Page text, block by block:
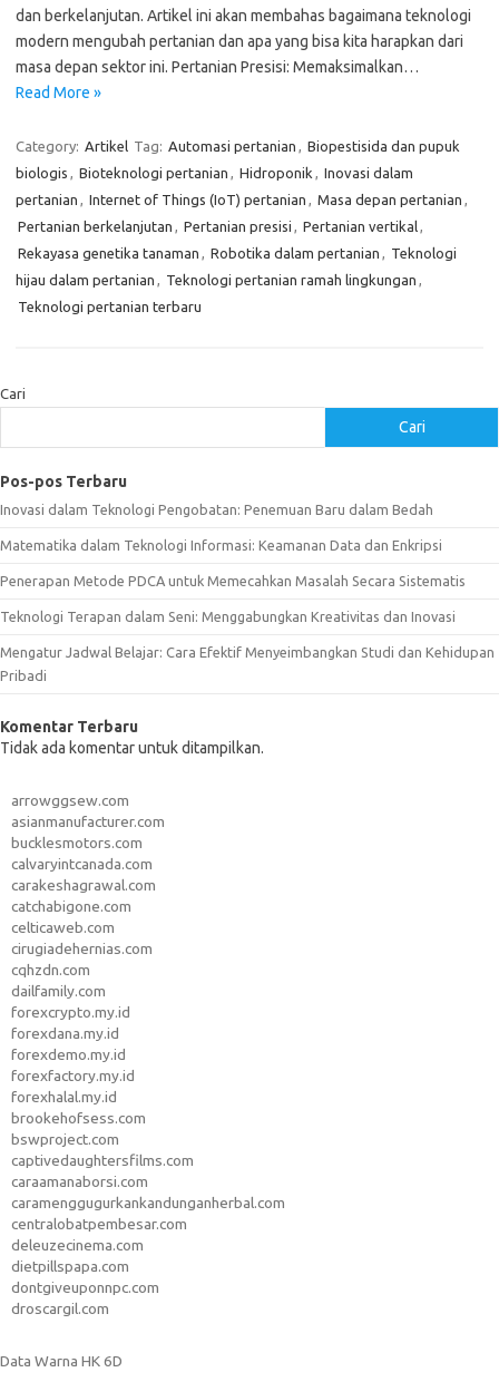
dan berkelanjutan. Artikel ini akan membahas bagaimana teknologi
modern mengubah pertanian dan apa yang bisa kita harapkan dari
masa depan sektor ini. Pertanian Presisi: Memaksimalkan…
Read More »
Category: Artikel Tag: Automasi pertanian , Biopestisida dan pupuk
biologis , Bioteknologi pertanian , Hidroponik , Inovasi dalam
pertanian , Internet of Things (IoT) pertanian , Masa depan pertanian ,
Pertanian berkelanjutan , Pertanian presisi , Pertanian vertikal,
Rekayasa genetika tanaman , Robotika dalam pertanian , Teknologi
hijau dalam pertanian , Teknologi pertanian ramah lingkungan ,
Teknologi pertanian terbaru
Cari
Cari
Pos-pos Terbaru
Inovasi dalam Teknologi Pengobatan: Penemuan Baru dalam Bedah
Matematika dalam Teknologi Informasi: Keamanan Data dan Enkripsi
Penerapan Metode PDCA untuk Memecahkan Masalah Secara Sistematis
Teknologi Terapan dalam Seni: Menggabungkan Kreativitas dan Inovasi
Mengatur Jadwal Belajar: Cara Efektif Menyeimbangkan Studi dan Kehidupan
Pribadi
Komentar Terbaru
Tidak ada komentar untuk ditampilkan.
arrowggsew.com
asianmanufacturer.com
bucklesmotors.com
calvaryintcanada.com
carakeshagrawal.com
catchabigone.com
celticaweb.com
cirugiadehernias.com
cqhzdn.com
dailfamily.com
forexcrypto.my.id
forexdana.my.id
forexdemo.my.id
forexfactory.my.id
forexhalal.my.id
brookehofsess.com
bswproject.com
captivedaughtersfilms.com
caraamanaborsi.com
caramenggugurkankandunganherbal.com
centralobatpembesar.com
deleuzecinema.com
dietpillspapa.com
dontgiveuponnpc.com
droscargil.com
Data Warna HK 6D